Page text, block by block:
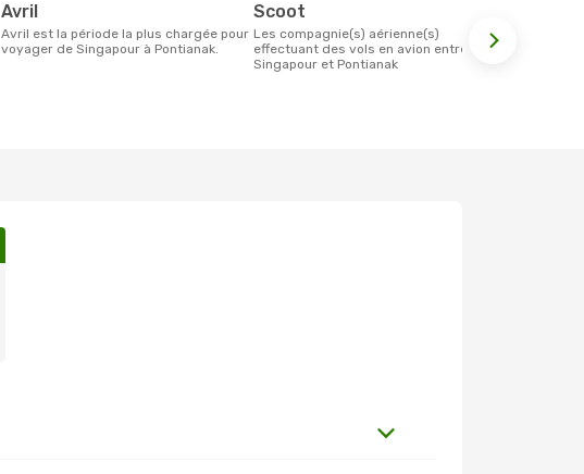
avril
avril est la période la plus chargée pour
voyager de Singapour à Pontianak.
Scoot
Les compagnie(s) aérienne(s)
effectuant des vols en avion entre
Singapour et Pontianak